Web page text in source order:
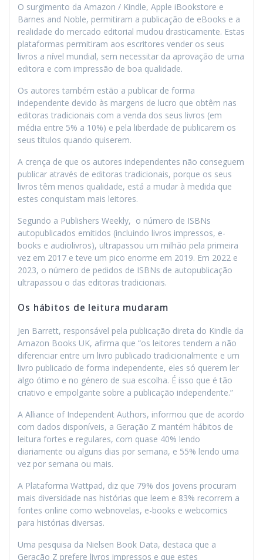
O surgimento da Amazon / Kindle, Apple iBookstore e
Barnes and Noble, permitiram a publicação de eBooks e a
realidade do mercado editorial mudou drasticamente. Estas
plataformas permitiram aos escritores vender os seus
livros a nível mundial, sem necessitar da aprovação de uma
editora e com impressão de boa qualidade.
Os autores também estão a publicar de forma
independente devido às margens de lucro que obtêm nas
editoras tradicionais com a venda dos seus livros (em
média entre 5% a 10%) e pela liberdade de publicarem os
seus títulos quando quiserem.
A crença de que os autores independentes não conseguem
publicar através de editoras tradicionais, porque os seus
livros têm menos qualidade, está a mudar à medida que
estes conquistam mais leitores.
Segundo a Publishers Weekly, o número de ISBNs
autopublicados emitidos (incluindo livros impressos, e-
books e audiolivros), ultrapassou um milhão pela primeira
vez em 2017 e teve um pico enorme em 2019. Em 2022 e
2023, o número de pedidos de ISBNs de autopublicação
ultrapassou o das editoras tradicionais.
Os hábitos de leitura mudaram
Jen Barrett, responsável pela publicação direta do Kindle da
Amazon Books UK, afirma que “os leitores tendem a não
diferenciar entre um livro publicado tradicionalmente e um
livro publicado de forma independente, eles só querem ler
algo ótimo e no género de sua escolha. É isso que é tão
criativo e empolgante sobre a publicação independente.”
A Alliance of Independent Authors, informou que de acordo
com dados disponíveis, a Geração Z mantém hábitos de
leitura fortes e regulares, com quase 40% lendo
diariamente ou alguns dias por semana, e 55% lendo uma
vez por semana ou mais.
A Plataforma Wattpad, diz que 79% dos jovens procuram
mais diversidade nas histórias que leem e 83% recorrem a
fontes online como webnovelas, e-books e webcomics
para histórias diversas.
Uma pesquisa da Nielsen Book Data, destaca que a
Geração Z prefere livros impressos e que estes